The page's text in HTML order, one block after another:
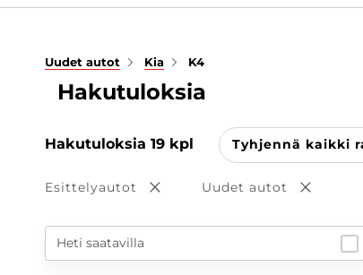
Uudet autot Kia K4
Hakutuloksia
Hakutuloksia 19 kpl Tyhjennä kaikki
Esittelyautot Poista valinta
Uudet autot Poista
Heti saatavilla